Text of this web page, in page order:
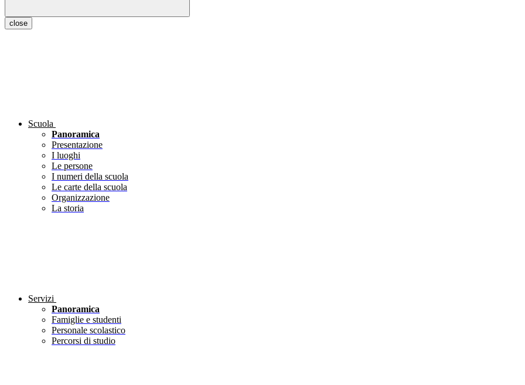
close
Scuola
Panoramica
Presentazione
I luoghi
Le persone
I numeri della scuola
Le carte della scuola
Organizzazione
La storia
Servizi
Panoramica
Famiglie e studenti
Personale scolastico
Percorsi di studio